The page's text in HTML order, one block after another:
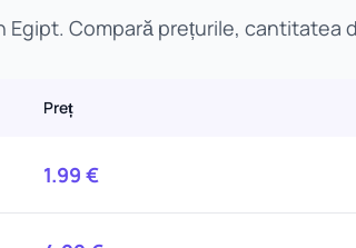
Compară prețurile, cantitatea
Preț
1.99 €